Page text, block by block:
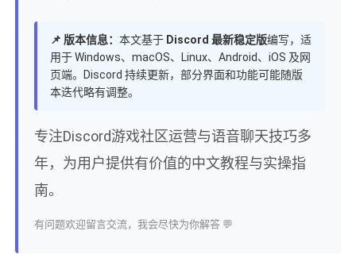
📌 版本信息： 本文基于 Discord 最新稳定版编写，适
用于 Windows、macOS、Linux、Android、iOS 及网
页端。Discord 持续更新，部分界面和功能可能随版
本迭代略有调整。
专注Discord游戏社区运营与语音聊天技巧多
年，为用户提供有价值的中文教程与实操指
南。
有问题欢迎留言交流，我会尽快为你解答 💬